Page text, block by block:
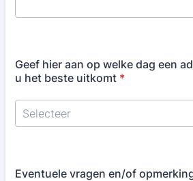
Geef hier aan op welke dag een
u het beste uitkomt *
Eventuele vragen en/of